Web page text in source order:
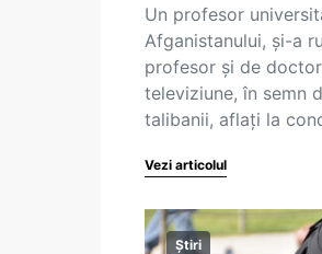
Un profesor
Afganistanului, și-a
profesor și de
televiziune, în semn
talibanii, aflați la
Vezi articolul
Știri